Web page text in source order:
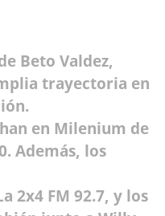
Beto Valdez,
trayectoria en
en Milenium de
Además, los
2x4 FM 92.7, y los